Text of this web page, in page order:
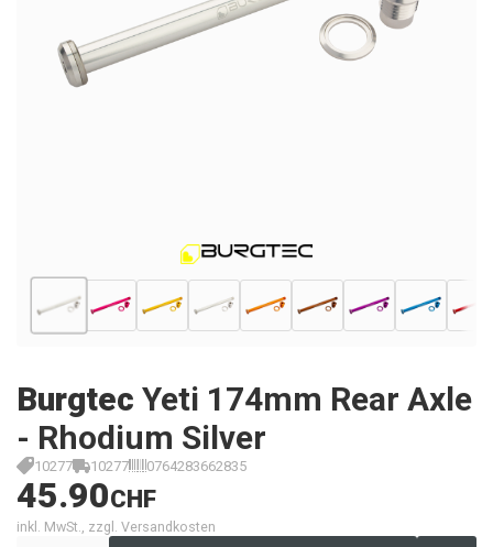
Burgtec Yeti 174mm Rear Axle
- Rhodium Silver
10277 10277 0764283662835
45.90CHF
inkl. MwSt., zzgl. Versandkosten